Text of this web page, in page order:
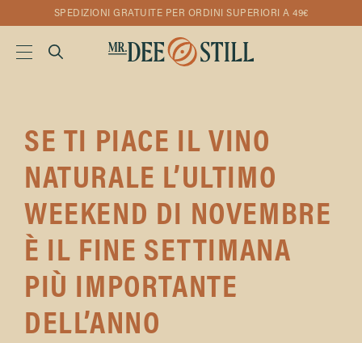
SPEDIZIONI GRATUITE PER ORDINI SUPERIORI A 49€
SE TI PIACE IL VINO
NATURALE L’ULTIMO
WEEKEND DI NOVEMBRE
È IL FINE SETTIMANA
PIÙ IMPORTANTE
DELL’ANNO